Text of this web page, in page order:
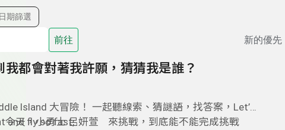
日期篩選
前往 新的優先
我都會對著我許願，猜猜我是誰？
Island 大冒險！ 一起聽線索、猜謎語，找答案，Let’s
今天，小勇士 呂妍萱 來挑戰，到底能不能完成挑戰
and fly so fast,